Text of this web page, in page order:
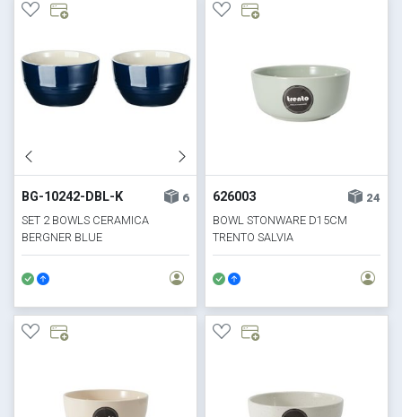
BG-10242-DBL-K
6
SET 2 BOWLS CERAMICA
BERGNER BLUE
626003
24
BOWL STONWARE D15CM
TRENTO SALVIA